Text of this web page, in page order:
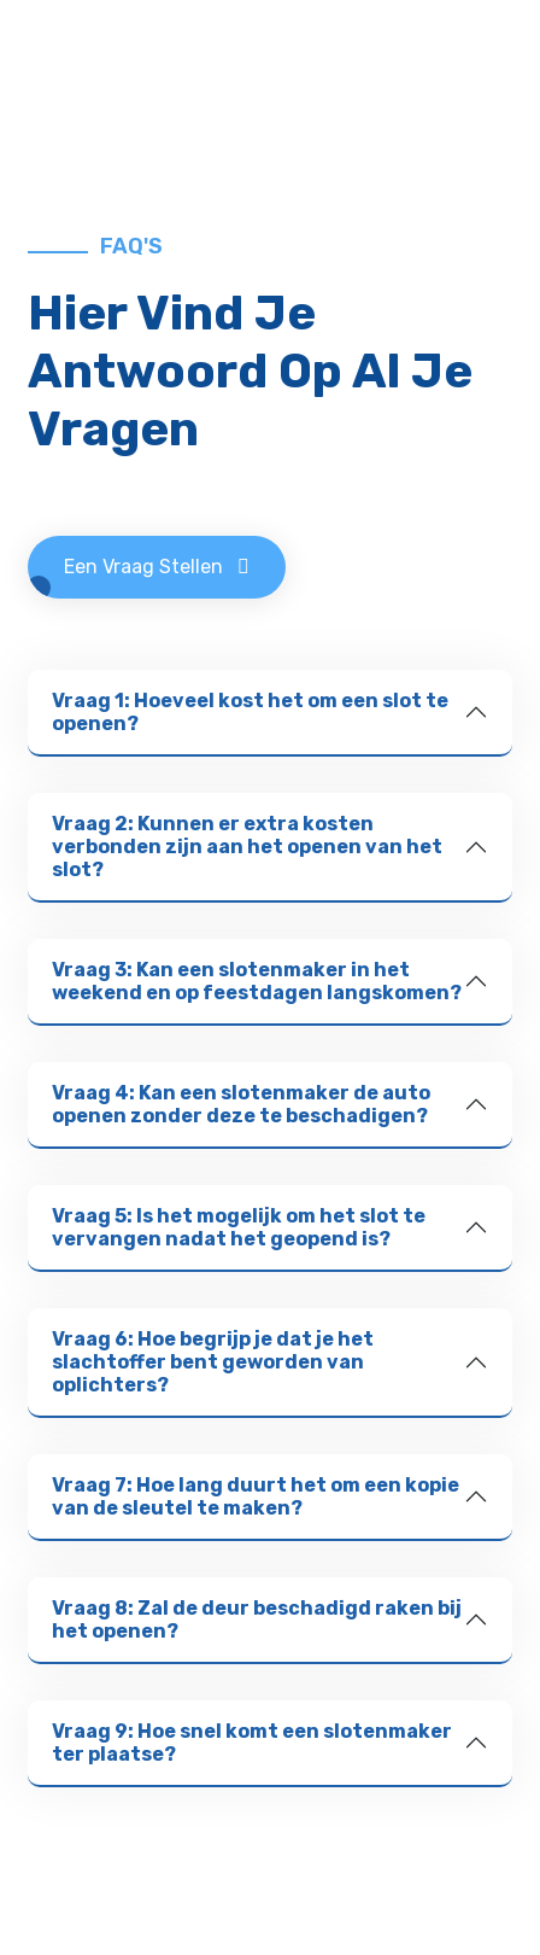
FAQ'S
Hier Vind Je
Antwoord Op Al Je
Vragen
Een Vraag Stellen
Vraag 1: Hoeveel kost het om een slot te
openen?
Vraag 2: Kunnen er extra kosten
verbonden zijn aan het openen van het
slot?
Vraag 3: Kan een slotenmaker in het
weekend en op feestdagen langskomen?
Vraag 4: Kan een slotenmaker de auto
openen zonder deze te beschadigen?
Vraag 5: Is het mogelijk om het slot te
vervangen nadat het geopend is?
Vraag 6: Hoe begrijp je dat je het
slachtoffer bent geworden van
oplichters?
Vraag 7: Hoe lang duurt het om een kopie
van de sleutel te maken?
Vraag 8: Zal de deur beschadigd raken bij
het openen?
Vraag 9: Hoe snel komt een slotenmaker
ter plaatse?